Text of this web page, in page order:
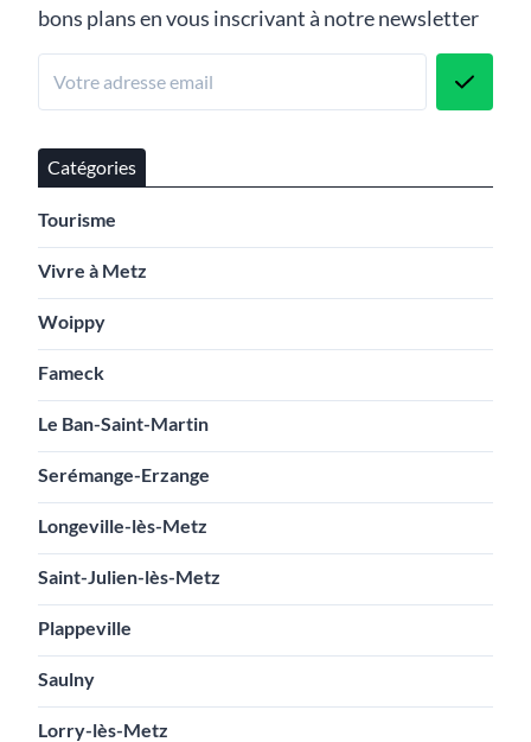
bons plans en vous inscrivant à notre newsletter
Catégories
Tourisme
Vivre à Metz
Woippy
Fameck
Le Ban-Saint-Martin
Serémange-Erzange
Longeville-lès-Metz
Saint-Julien-lès-Metz
Plappeville
Saulny
Lorry-lès-Metz